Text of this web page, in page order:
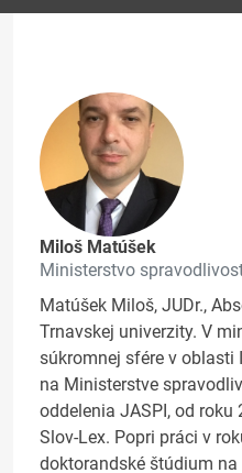
Miloš Matúšek
Ministerstvo
Matúšek Miloš, JUDr.,
Trnavskej univerzity. V
súkromnej sfére v oblasti
na Ministerstve
oddelenia JASPI, od
Slov-Lex. Popri práci v
doktorandské štúdium